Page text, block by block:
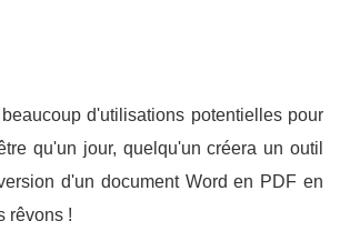
d'utilisations potentielles pour
qu'un jour, quelqu'un créera un outil
d'un document Word en PDF en
rêvons !